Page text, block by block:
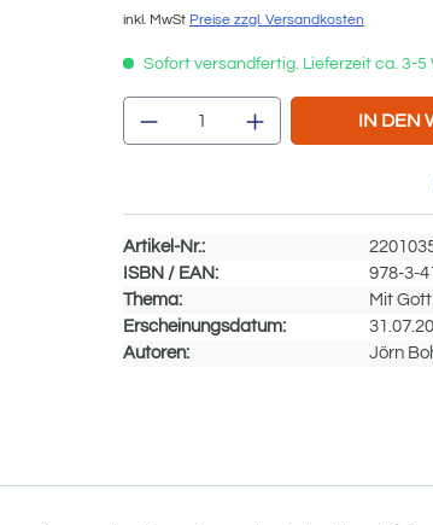
inkl. MwSt Preise zzgl. Versandkosten
Sofort versandfertig. Lieferzeit ca. 3-5
Produkt Anzahl: GibIN DEN
Artikel-Nr.:
ISBN / EAN:
978-3-
Thema:
Mit
Erscheinungsdatum:
Autoren:
Jörn